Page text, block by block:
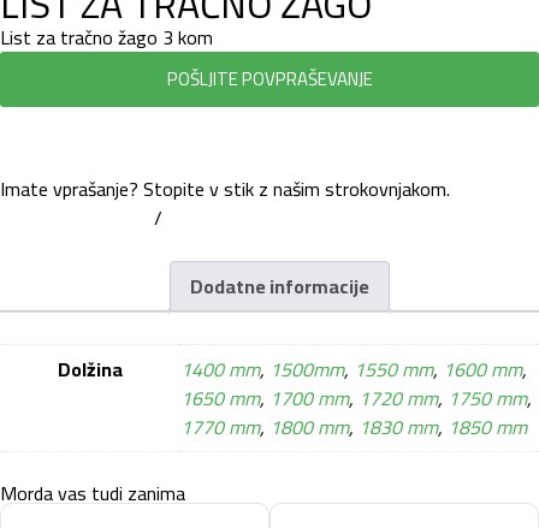
List za tračno žago 3 kom
POŠLJITE POVPRAŠEVANJE
Imate vprašanje? Stopite v stik z našim strokovnjakom.
/
Dodatne informacije
Dolžina 1400 mm, 1500mm, 1550 mm, 1600 mm,
1650 mm, 1700 mm, 1720 mm, 1750 mm,
1770 mm, 1800 mm, 1830 mm, 1850 mm
Morda vas tudi zanima